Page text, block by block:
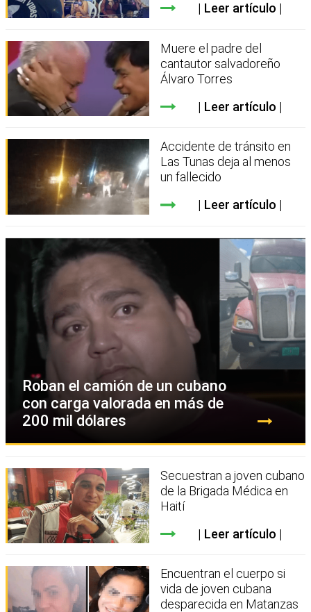
Leer artículo
Muere el padre del
cantautor salvadoreño
Álvaro Torres
Leer artículo
Accidente de tránsito en
Las Tunas deja al menos
un fallecido
Leer artículo
Roban el camión de un cubano
con carga valorada en más de
200 mil dólares
Secuestran a joven cubano
de la Brigada Médica en
Haití
Leer artículo
Encuentran el cuerpo si
vida de joven cubana
desparecida en Matanzas